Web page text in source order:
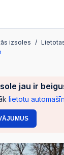
izsoles
jau ir
lietotu